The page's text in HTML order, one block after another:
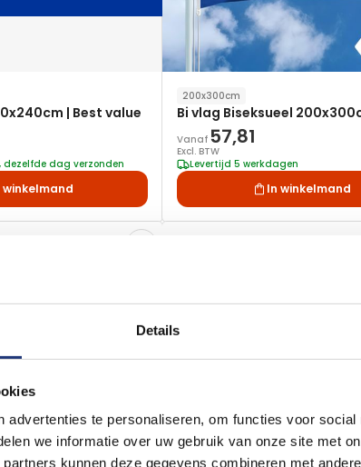
Details
advertenties te personaliseren, om functies voor social
we informatie over uw gebruik van onze site met
kunnen deze gegevens combineren met
| Best value
dezelfde dag verzonden
winkelmand
200x300cm
Bi vlag Biseksueel
Vanaf 57,81
Excl. BTW
Levertijd 5 werkdagen
In winkelmand
Voeg